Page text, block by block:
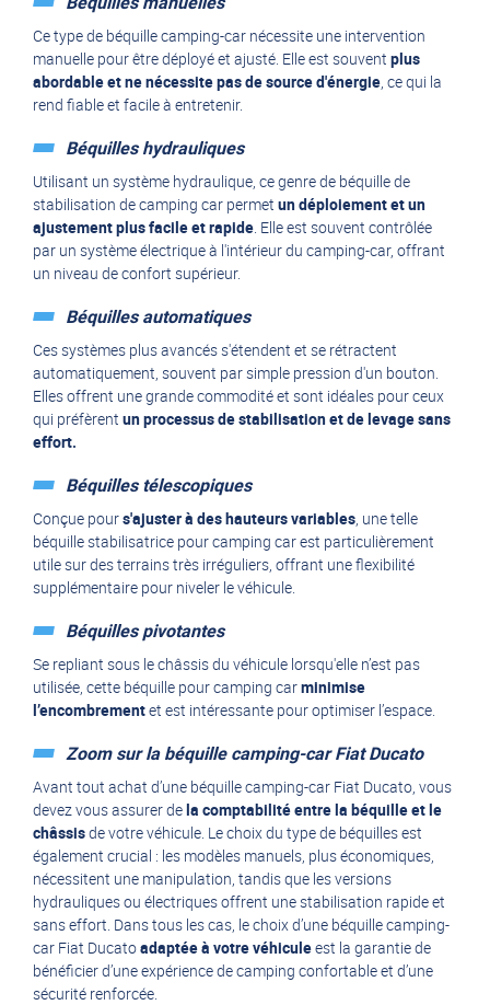
Ce type de béquille camping-car nécessite une intervention
manuelle pour être déployé et ajusté. Elle est souvent plus
abordable et ne nécessite pas de source d'énergie, ce qui la
rend fiable et facile à entretenir.
Béquilles hydrauliques
Utilisant un système hydraulique, ce genre de béquille de
stabilisation de camping car permet un déploiement et un
ajustement plus facile et rapide. Elle est souvent contrôlée
par un système électrique à l'intérieur du camping-car, offrant
un niveau de confort supérieur.
Béquilles automatiques
Ces systèmes plus avancés s'étendent et se rétractent
automatiquement, souvent par simple pression d'un bouton.
Elles offrent une grande commodité et sont idéales pour ceux
qui préfèrent un processus de stabilisation et de levage sans
effort.
Béquilles télescopiques
Conçue pours'ajuster à des hauteurs variables, une telle
béquille stabilisatrice pour camping car est particulièrement
utile sur des terrains très irréguliers, offrant une flexibilité
supplémentaire pour niveler le véhicule.
Béquilles pivotantes
Se repliant sous le châssis du véhicule lorsqu'elle n’est pas
utilisée, cette béquille pour camping carminimise
l’encombrementet est intéressante pour optimiser l’espace.
Zoom sur la béquille camping-car Fiat Ducato
Avant tout achat d’une béquille camping-car Fiat Ducato, vous
devez vous assurer dela comptabilité entre la béquille et le
châssisde votre véhicule. Le choix du type de béquilles est
également crucial : les modèles manuels, plus économiques,
nécessitent une manipulation, tandis que les versions
hydrauliques ou électriques offrent une stabilisation rapide et
sans effort. Dans tous les cas, le choix d’une béquille camping-
car Fiat Ducatoadaptée à votre véhiculeest la garantie de
bénéficier d’une expérience de camping confortable et d’une
sécurité renforcée.